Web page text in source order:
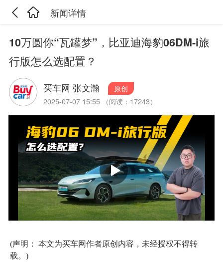
新闻详情
10万圆你“瓦罐梦”，比亚迪海豹06DM-i旅
行版怎么选配置？
买车网 张文瀚
原创
2025-07-07 15:55 （阅读：17243）
(声明： 本文为买车网作者原创内容，未经授权不得转
载。)